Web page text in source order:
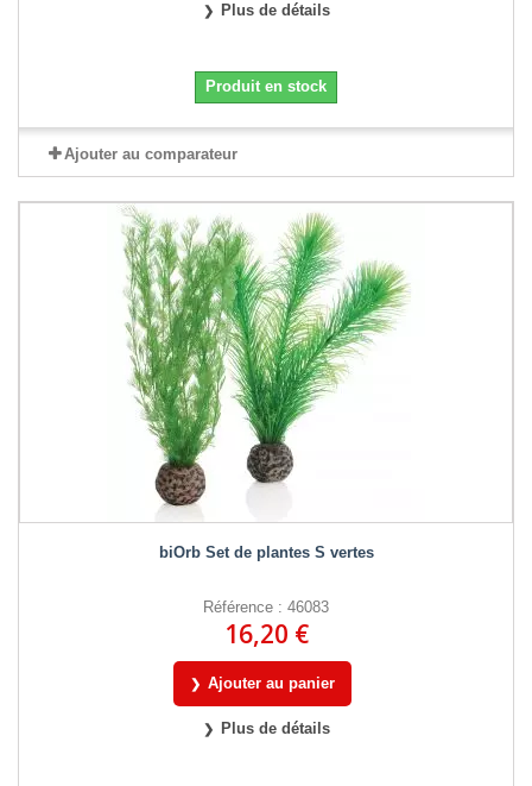
Plus de détails
Produit en stock
Ajouter au comparateur
biOrb Set de plantes S vertes
Référence : 46083
16,20 €
Ajouter au panier
Plus de détails